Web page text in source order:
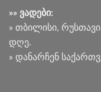
»» ვადები:
» თბილისი,
დღე.
» დანარჩენ